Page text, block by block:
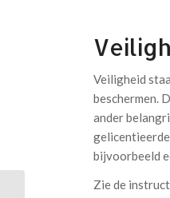
Veiligheid
beschermen.
ander
bijvoorbeeld
Zie de